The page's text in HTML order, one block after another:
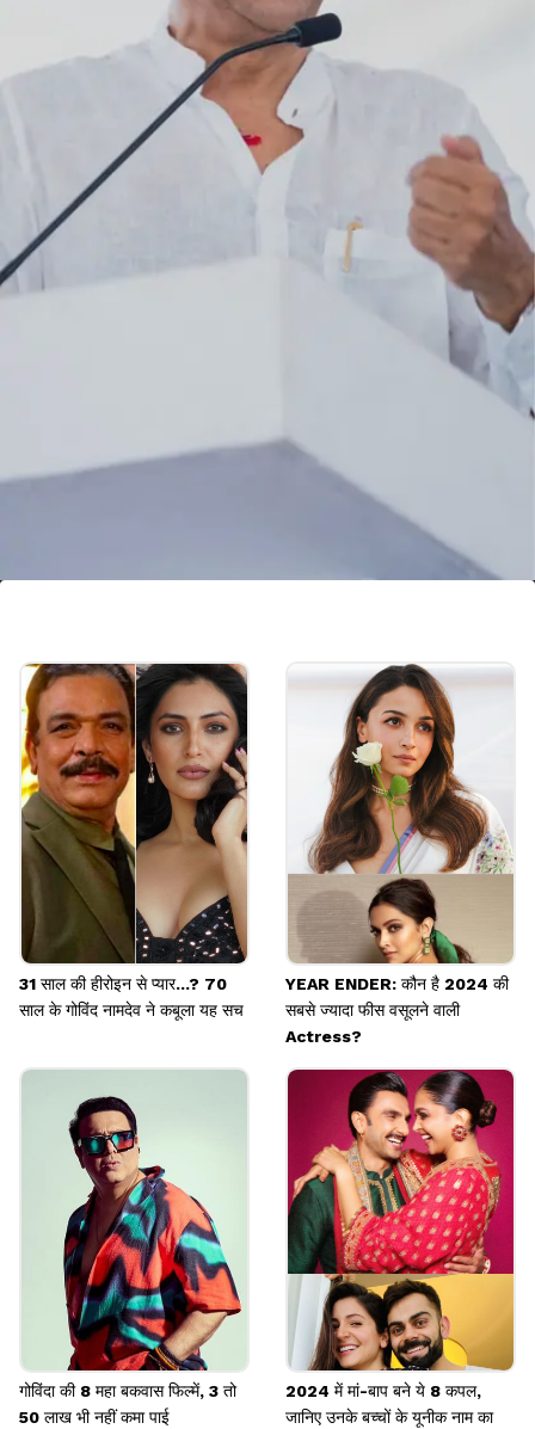
सलमान खान के करीबी दोस्त बाबा सिद्दीकी को तो मौत के घट ही
उतार दिया गया।
Image credits: Social Media
31 साल की हीरोइन से प्यार...? 70
साल के गोविंद नामदेव ने कबूला यह सच
YEAR ENDER: कौन है 2024 की
सबसे ज्यादा फीस वसूलने वाली
Actress?
गोविंदा की 8 महा बकवास फिल्में, 3 तो
50 लाख भी नहीं कमा पाई
2024 में मां-बाप बने ये 8 कपल,
जानिए उनके बच्चों के यूनीक नाम का